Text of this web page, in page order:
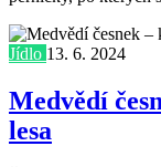
Jídlo 13. 6. 2024
Medvědí
lesa